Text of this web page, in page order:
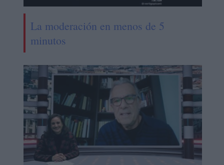
La moderación en menos de 5
minutos